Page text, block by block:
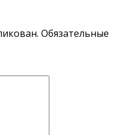
Обязательные